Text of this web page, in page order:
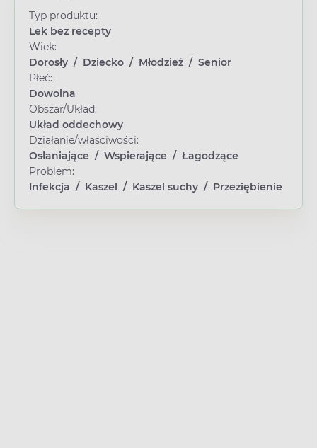
Typ produktu:
Lek bez recepty
Wiek:
Dorosły / Dziecko / Młodzież / Senior
Płeć:
Dowolna
Obszar/Układ:
Układ oddechowy
Działanie/właściwości:
Osłaniające / Wspierające / Łagodzące
Problem:
Infekcja / Kaszel / Kaszel suchy / Przeziębienie